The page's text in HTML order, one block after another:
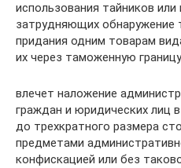
использования тайников
затрудняющих обнаружение
придания одним товарам
их через таможенную
влечет наложение
граждан и юридических лиц
до трехкратного размера
предметами
конфискацией или без